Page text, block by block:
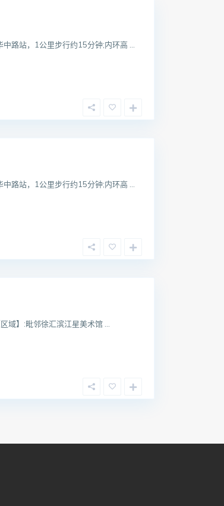
路站，1公里步行约15分钟;内环高 ...
路站，1公里步行约15分钟;内环高 ...
域】:毗邻徐汇滨江星美术馆 ...